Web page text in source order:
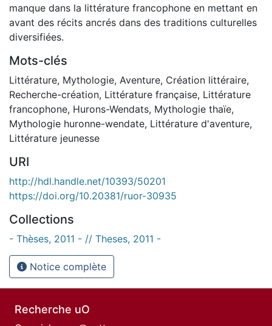
manque dans la littérature francophone en mettant en
avant des récits ancrés dans des traditions culturelles
diversifiées.
Mots-clés
Littérature, Mythologie, Aventure, Création littéraire,
Recherche-création, Littérature française, Littérature
francophone, Hurons-Wendats, Mythologie thaïe,
Mythologie huronne-wendate, Littérature d'aventure,
Littérature jeunesse
URI
http://hdl.handle.net/10393/50201
https://doi.org/10.20381/ruor-30935
Collections
- Thèses, 2011 - // Theses, 2011 -
Notice complète
Recherche uO